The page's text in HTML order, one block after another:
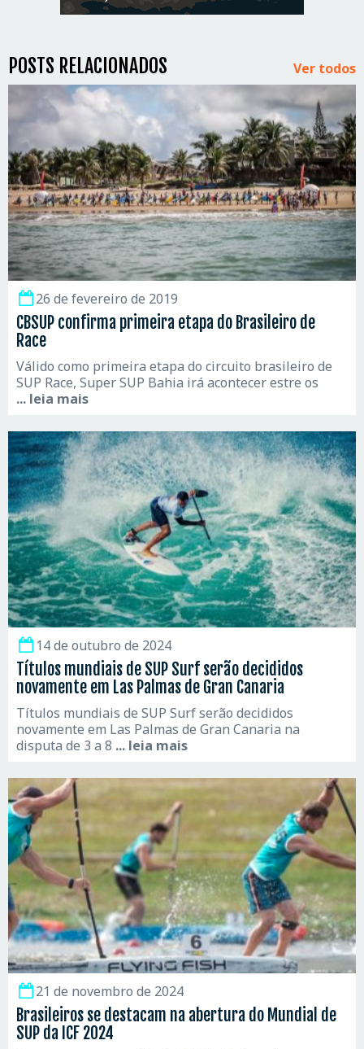
POSTS RELACIONADOS Ver todos
26 de fevereiro de 2019
CBSUP confirma primeira etapa do Brasileiro de
Race
Válido como primeira etapa do circuito brasileiro de
SUP Race, Super SUP Bahia irá acontecer estre os
... leia mais
14 de outubro de 2024
Títulos mundiais de SUP Surf serão decididos
novamente em Las Palmas de Gran Canaria
Títulos mundiais de SUP Surf serão decididos
novamente em Las Palmas de Gran Canaria na
disputa de 3 a 8 ... leia mais
21 de novembro de 2024
Brasileiros se destacam na abertura do Mundial de
SUP da ICF 2024